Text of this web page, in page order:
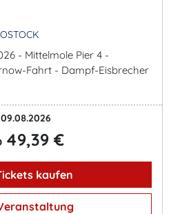
- Mittelmole Pier 4 -
Fahrt - Dampf-Eisbrecher
09.08.2026
49,39 €
kaufen